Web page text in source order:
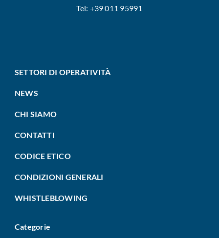
Tel: +39 011 95991
SETTORI DI OPERATIVITÀ
NEWS
CHI SIAMO
CONTATTI
CODICE ETICO
CONDIZIONI GENERALI
WHISTLEBLOWING
Categorie